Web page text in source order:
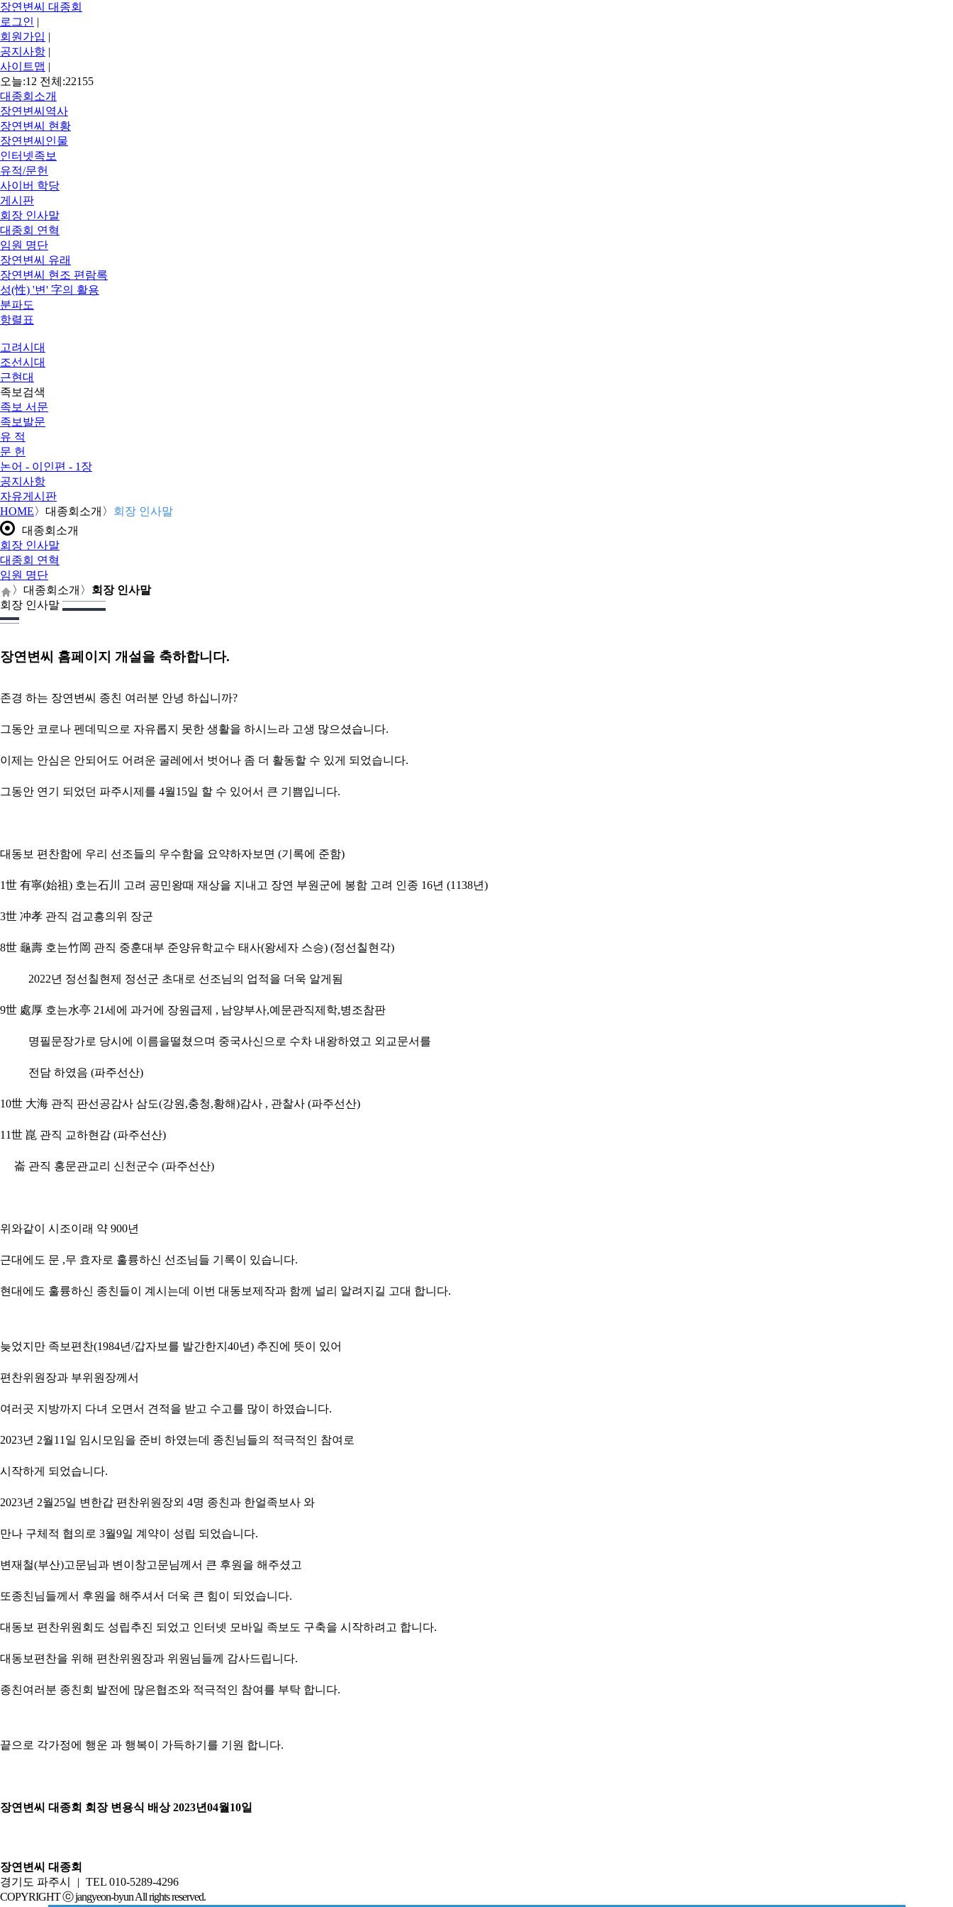
장연변씨 대종회
로그인 |
회원가입 |
공지사항 |
사이트맵 |
오늘:12 전체:22155
대종회소개
장연변씨역사
장연변씨 현황
장연변씨인물
인터넷족보
유적/문헌
사이버 학당
게시판
회장 인사말
대종회 연혁
임원 명단
장연변씨 유래
장연변씨 현조 편람록
성(性) '변' 字의 활용
분파도
항렬표
고려시대
조선시대
근현대
족보검색
족보 서문
족보발문
유 적
문 헌
논어 - 이인편 - 1장
공지사항
자유게시판
HOME〉 대종회소개 〉 회장 인사말
대종회소개
회장 인사말
대종회 연혁
임원 명단
〉 대종회소개 〉 회장 인사말
회장 인사말
장연변씨 홈페이지 개설을 축하합니다.
존경 하는 장연변씨 종친 여러분 안녕 하십니까?
그동안 코로나 펜데믹으로 자유롭지 못한 생활을 하시느라 고생 많으셨습니다.
이제는 안심은 안되어도 어려운 굴레에서 벗어나 좀 더 활동할 수 있게 되었습니다.
그동안 연기 되었던 파주시제를 4월15일 할 수 있어서 큰 기쁨입니다.
대동보 편찬함에 우리 선조들의 우수함을 요약하자보면 (기록에 준함)
1世 有寧(始祖) 호는石川 고려 공민왕때 재상을 지내고 장연 부원군에 봉함 고려 인종 16년 (1138년)
3世 冲孝 관직 검교흥의위 장군
8世 龜壽 호는竹岡 관직 중훈대부 준양유학교수 태사(왕세자 스승) (정선칠현각)
2022년 정선칠현제 정선군 초대로 선조님의 업적을 더욱 알게됨
9世 處厚 호는水亭 21세에 과거에 장원급제 , 남양부사,예문관직제학,병조참판
명필문장가로 당시에 이름을떨쳤으며 중국사신으로 수차 내왕하였고 외교문서를
전담 하였음 (파주선산)
10世 大海 관직 판선공감사 삼도(강원 ,충청,황해)감사 , 관찰사 (파주선산)
11世 崑 관직 교하현감 (파주선산)
崙 관직 홍문관교리 신천군수 (파주선산)
위와같이 시조이래 약 900년
근대에도 문 ,무 효자로 훌륭하신 선조님들 기록이 있습니다.
현대에도 훌륭하신 종친들이 계시는데 이번 대동보제작과 함께 널리 알려지길 고대 합니다.
늦었지만 족보편찬(1984년/갑자보를 발간한지 40년) 추진에 뜻이 있어
편찬위원장과 부위원장께서
여러곳 지방까지 다녀 오면서 견적을 받고 수고를 많이 하였습니다.
2023년 2월11 일 임시모임을 준비 하였는데 종친님들의 적극적인 참여로
시작하게 되었습니다.
2023년 2월25일 변한갑 편찬위원장외 4명 종친과 한얼족보사 와
만나 구체적 협의로 3월9일 계약이 성립 되었습니다.
변재철(부산)고문님과 변이창고문님께서 큰 후원을 해주셨고
또종친님들께서 후원을 해주셔서 더욱 큰 힘이 되었습니다.
대동보 편찬위원회도 성립추진 되었고 인터넷 모바일 족보도 구축을 시작하려고 합니다.
대동보편찬을 위해 편찬위원장과 위원님들께 감사드립니다.
종친여러분 종친회 발전에 많은협조와 적극적인 참여를 부탁 합니다.
끝으로 각가정에 행운 과 행복이 가득하기를 기원 합니다.
장연변씨 대종회 회장 변용식 배상2023년04월 10일
장연변씨 대종회
경기도 파주시
| TEL 010-5289-4296
COPYRIGHT ⓒ jangyeon-byun All rights reserved.